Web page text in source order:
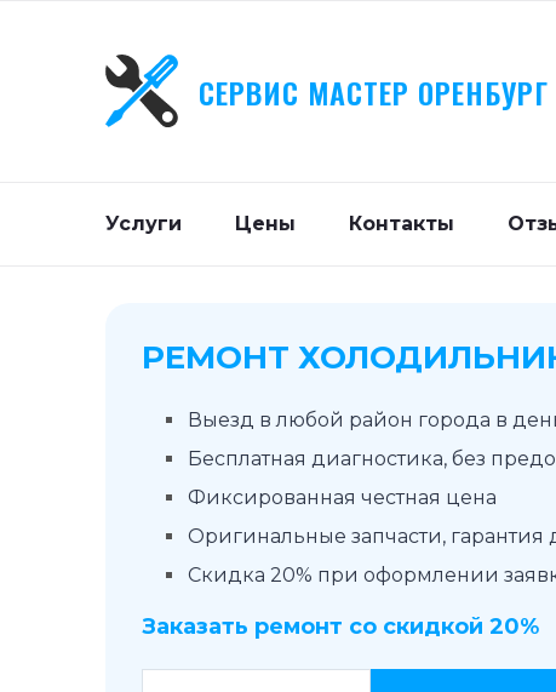
СЕРВИС МАСТЕР ОРЕНБУРГ
Услуги Цены Контакты
РЕМОНТ
Выезд в любой район города в
Бесплатная диагностика, без
Фиксированная честная цена
Оригинальные запчасти, гарантия
Скидка 20% при оформлении
Заказать ремонт со скидкой 20%